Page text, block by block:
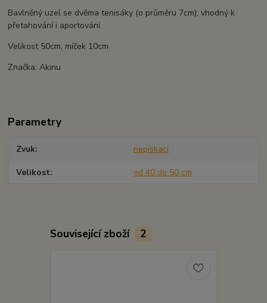
Bavlněný uzel se dvěma tenisáky (o průměru 7cm), vhodný k
přetahování i aportování.
Velikost 50cm, míček 10cm
Značka: Akinu
Parametry
Zvuk nepískací
Velikost od 40 do 50 cm
Související zboží 2